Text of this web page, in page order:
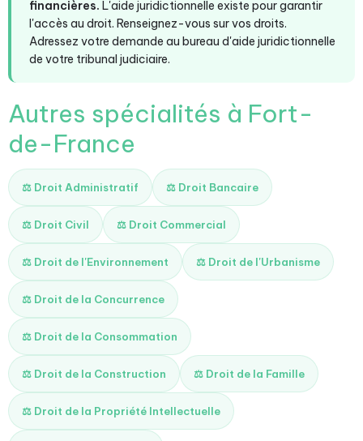
financières. L'aide juridictionnelle existe pour garantir
l'accès au droit. Renseignez-vous sur vos droits.
Adressez votre demande au bureau d'aide juridictionnelle
de votre tribunal judiciaire.
Autres spécialités à Fort-
de-France
⚖️ Droit Administratif ⚖️ Droit Bancaire
⚖️ Droit Civil ⚖️ Droit Commercial
⚖️ Droit de l'Environnement ⚖️ Droit de l'Urbanisme
⚖️ Droit de la Concurrence
⚖️ Droit de la Consommation
⚖️ Droit de la Construction ⚖️ Droit de la Famille
⚖️ Droit de la Propriété Intellectuelle